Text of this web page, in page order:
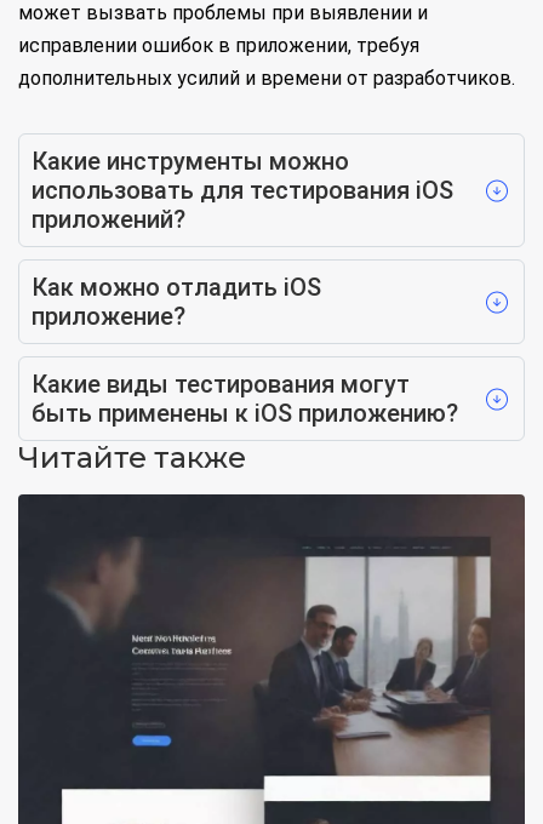
может вызвать проблемы при выявлении и
исправлении ошибок в приложении, требуя
дополнительных усилий и времени от разработчиков.
Какие инструменты можно
использовать для тестирования iOS
приложений?
Как можно отладить iOS
приложение?
Какие виды тестирования могут
быть применены к iOS приложению?
Читайте также